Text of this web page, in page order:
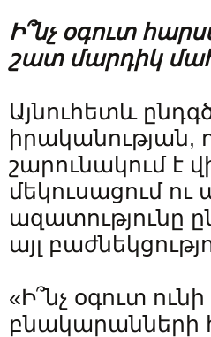
Ի՞նչ օգուտ
շատ մարդիկ
Այնուհետև
իրականության,
շարունակում է
մեկուսացում
ազատությունը
այլ
«Ի՞նչ օգուտ
բնակարանների